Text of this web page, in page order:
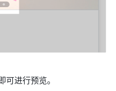
可进行预览。